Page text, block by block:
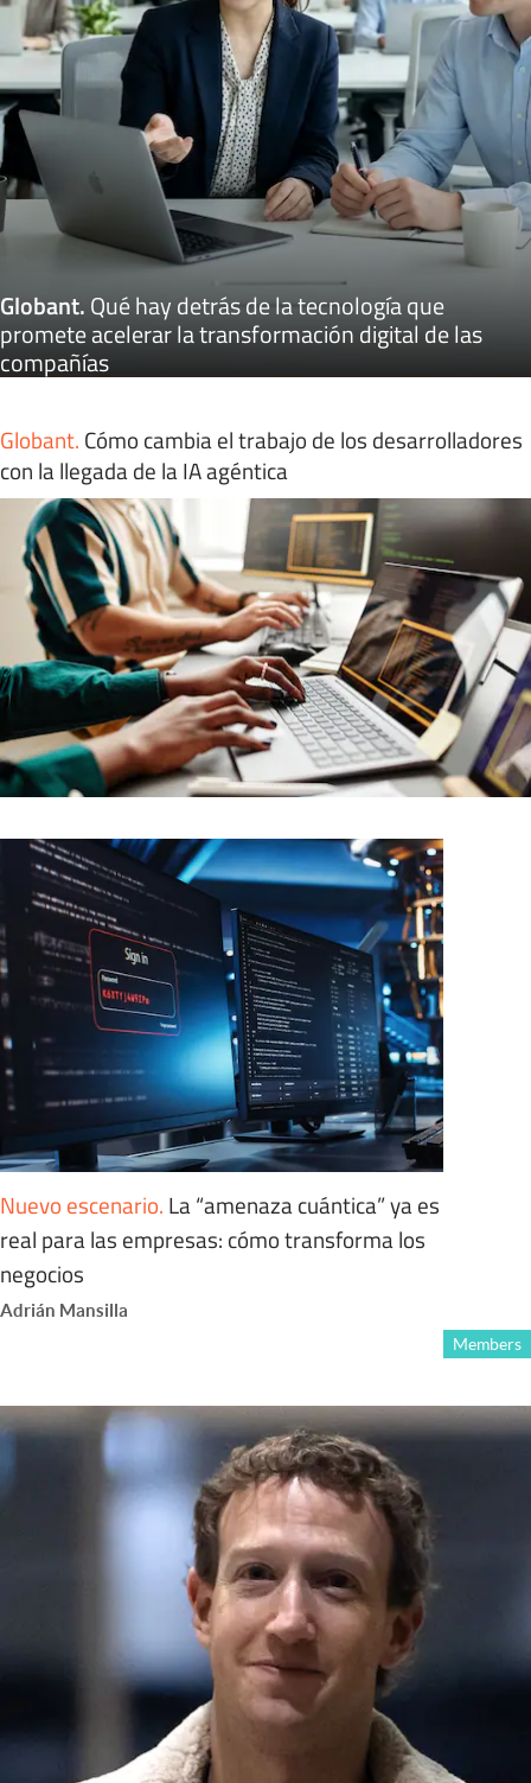
Globant.Qué hay detrás de la tecnología que
promete acelerar la transformación digital de las
compañías
Globant. Cómo cambia el trabajo de los desarrolladores
con la llegada de la IA agéntica
Nuevo escenario. La “amenaza cuántica” ya es
real para las empresas: cómo transforma los
negocios
Adrián Mansilla
Members